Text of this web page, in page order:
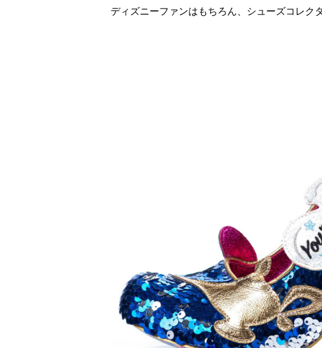
ディズニーファンはもちろん、シューズコレク